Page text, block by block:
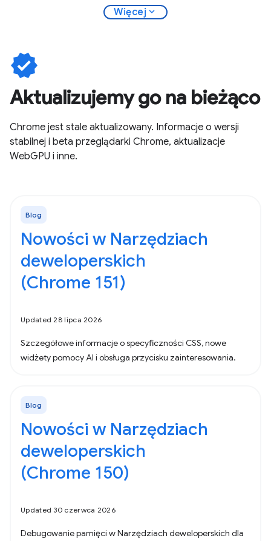
Więcej expand_more
verified
Aktualizujemy go na bieżąco
Chrome jest stale aktualizowany. Informacje o wersji
stabilnej i beta przeglądarki Chrome, aktualizacje
WebGPU i inne.
Blog
Nowości w Narzędziach
deweloperskich
(Chrome 151)
Updated 28 lipca 2026
Szczegółowe informacje o specyficzności CSS, nowe
widżety pomocy AI i obsługa przycisku zainteresowania.
Blog
Nowości w Narzędziach
deweloperskich
(Chrome 150)
Updated 30 czerwca 2026
Debugowanie pamięci w Narzędziach deweloperskich dla